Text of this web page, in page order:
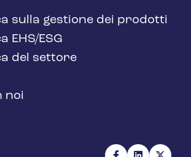
sulla gestione dei prodotti
EHS/ESG
del settore
noi